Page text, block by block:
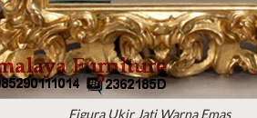
Figura Ukir Jati Warna Emas